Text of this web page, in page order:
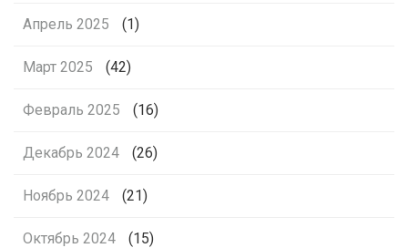
Апрель 2025 (1)
Март 2025 (42)
Февраль 2025 (16)
Декабрь 2024 (26)
Ноябрь 2024 (21)
Октябрь 2024 (15)